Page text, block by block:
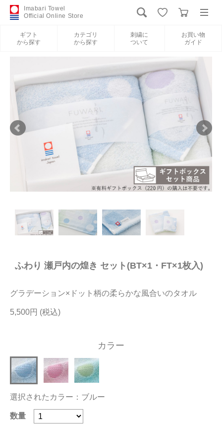
Imabari Towel
Official Online Store
ギフト
から探す
カテゴリ
から探す
刺繍に
ついて
お買い物
ガイド
新規会員登録
ギフトから探す
カテゴリから探す
刺繍について
当サイトについて
大量購入・法人向けの購入の方は
お問い合わせ
ふわり 瀬戸内の煌き セット(BT×1・FT×1枚入)
グラデーション×ドット柄の柔らかな風合いのタオル
5,500円
カラー
選択されたカラー：ブルー
数量